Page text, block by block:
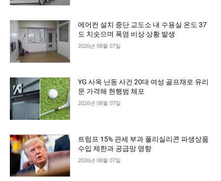
에어컨 설치 중단 교도소 내 수용실 온도 37
도 치솟으며 폭염 비상 상황 발생
2026년 08월 07일
YG 사옥 난동 사건 20대 여성 골프채로 유리
문 가격해 현행범 체포
2026년 08월 07일
트럼프 15% 관세 부과 폴리실리콘 파생상품
수입 제한과 공급망 영향
2026년 08월 07일